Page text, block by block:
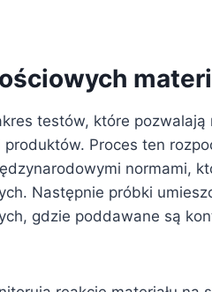
testów, które
Proces ten
normami,
Następnie próbki
gdzie poddawane są